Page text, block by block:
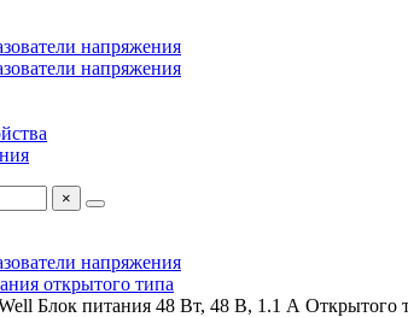
напряжения
напряжения
×
напряжения
открытого типа
Блок питания 48 Вт, 48 В, 1.1 А Открытого